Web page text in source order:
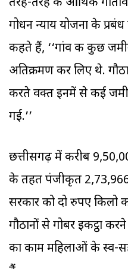
गोधन न्याय योजना के
कहते हैं, ‘‘गांव की कुछ
अतिक्रमण कर लिए थे.
करते वक्त इनमें से कई
गईं.’’
छत्तीसगढ़ में करीब
के तहत पंजीकृत
सरकार को दो रुपए किलो
गौठानों से गोबर इकट्ठा
का काम महिलाओं के स्व-